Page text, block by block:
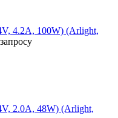
4.2A, 100W) (Arlight,